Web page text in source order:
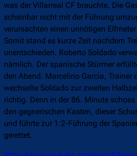
was der Villarreal CF brauchte. Die
scheinbar nicht mit der Führung
verursachten einen unnötigen
Somit stand es kurze Zeit nachdem
unentschieden. Roberto Soldado
nämlich. Der spanische Stürmer
den Abend. Marcelino García, Trainer
wechselte Soldado zur zweiten
richtig. Denn in der 86. Minute
den gegnerischen Kasten, dieser
und führte zur 1:2-Führung der
gerettet.